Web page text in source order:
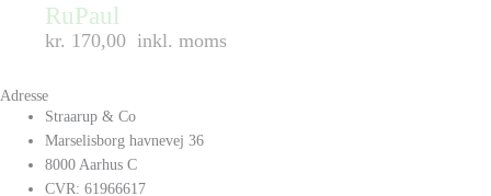
RuPaul
kr. 170,00 inkl. moms
Adresse
Straarup & Co
Marselisborg havnevej 36
8000 Aarhus C
CVR: 61966617